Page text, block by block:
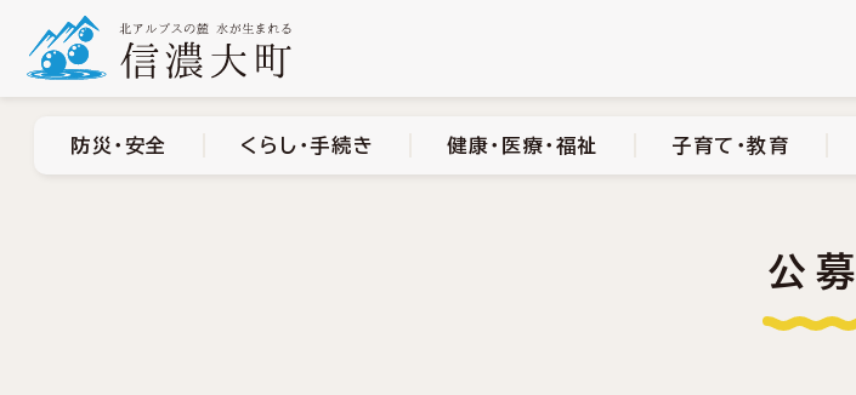
防災・安全 くらし・手続き 健康・医療・福祉 子育て・教育
公募